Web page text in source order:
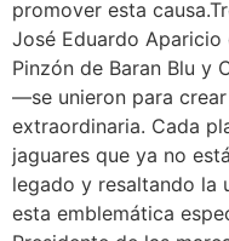
promover esta
José Eduardo Aparicio
Pinzón de Baran Blu y
—se unieron para
extraordinaria. Cada
jaguares que ya no
legado y resaltando la
esta emblemática